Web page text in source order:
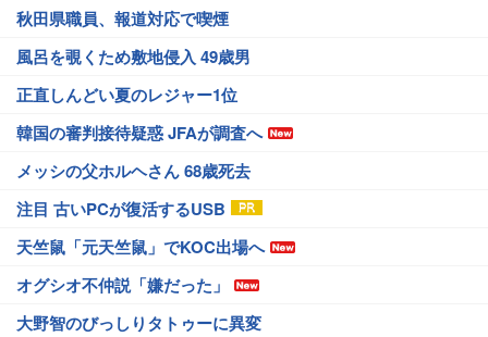
秋田県職員、報道対応で喫煙
風呂を覗くため敷地侵入 49歳男
正直しんどい夏のレジャー1位
韓国の審判接待疑惑 JFAが調査へ
メッシの父ホルヘさん 68歳死去
注目 古いPCが復活するUSB
天竺鼠「元天竺鼠」でKOC出場へ
オグシオ不仲説「嫌だった」
大野智のびっしりタトゥーに異変